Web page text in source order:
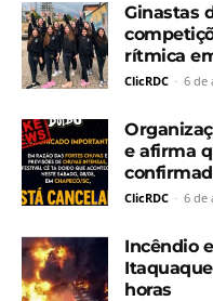
Ginastas
rítmica
ClicRDC - 6 de
e afirma
ClicRDC - 6 de
Incêndio
horas